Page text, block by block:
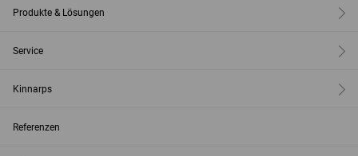
Produkte & Lösungen
Service
Kinnarps
Referenzen